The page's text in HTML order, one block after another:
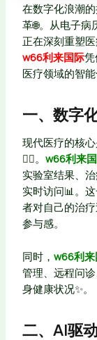
在数字化浪潮
革🌐。从电子
正在深刻重塑
w66利来国际
医疗领域的智
一、数字
现代医疗的核
👨‍⚕️。 w66利来
实验室结果、
实时访问📊。
者对自己的治
参与感。
同时， w66利
管理、远程问
身健康状况✨。
二、AI驱